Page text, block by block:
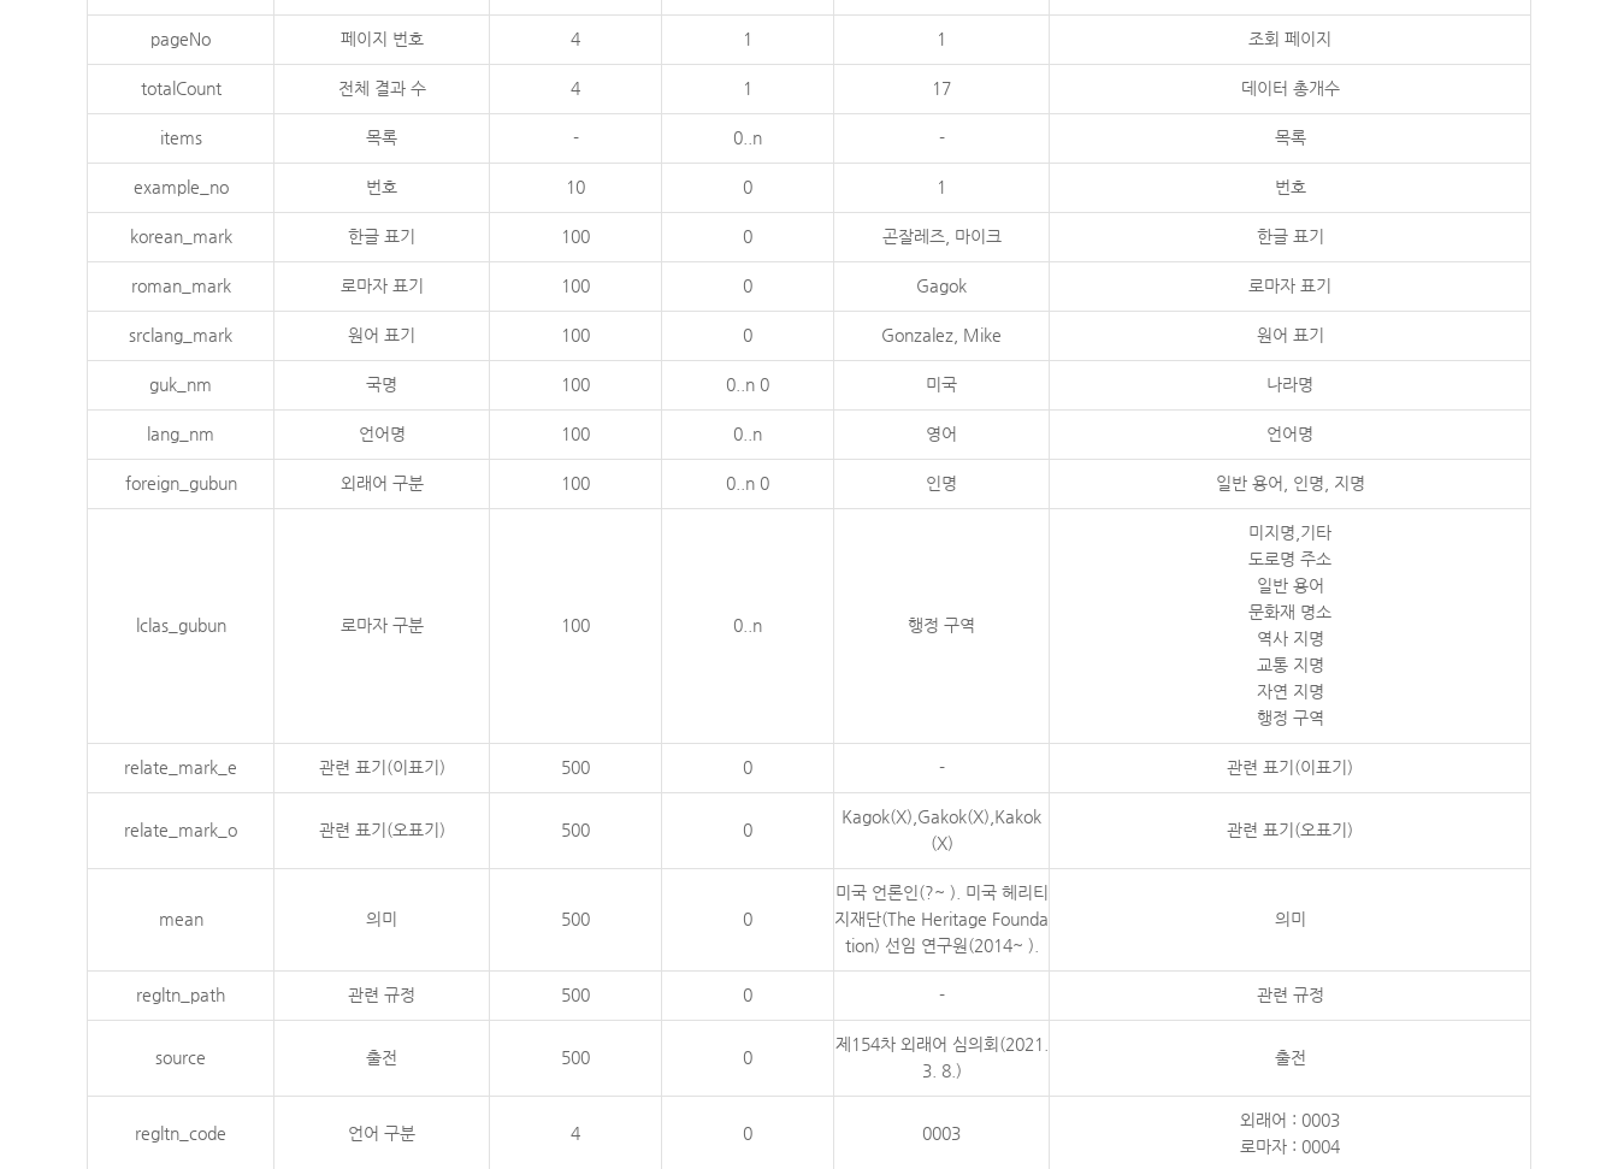
pageNo 페이지 번호 4 1 1 조회 페이지
totalCount 전체 결과 수 4 1 17 데이터 총개수
items 목록 - 0..n - 목록
example_no 번호 10 0 1 번호
korean_mark 한글 표기 100 0 곤잘레즈, 마이크 한글 표기
roman_mark 로마자 표기 100 0 Gagok 로마자 표기
srclang_mark 원어 표기 100 0 Gonzalez, Mike 원어 표기
guk_nm 국명 100 0..n 0 미국 나라명
lang_nm 언어명 100 0..n 영어 언어명
foreign_gubun 외래어 구분 100 0..n 0 인명 일반 용어, 인명, 지명
lclas_gubun 로마자 구분 100 0..n 행정 구역
미지명,기타
도로명 주소
일반 용어
문화재 명소
역사 지명
교통 지명
자연 지명
행정 구역
relate_mark_e 관련 표기(이표기) 500 0 - 관련 표기(이표기)
relate_mark_o 관련 표기(오표기) 500 0
Kagok(X),Gakok(X),Kakok
(X)
관련 표기(오표기)
mean 의미 500 0
미국 언론인(?~ ). 미국 헤리티
지재단(The Heritage Founda
tion) 선임 연구원(2014~ ).
의미
regltn_path 관련 규정 500 0 - 관련 규정
source 출전 500 0
제154차 외래어 심의회(2021.
3. 8.)
출전
regltn_code 언어 구분 4 0 0003
외래어 : 0003
로마자 : 0004